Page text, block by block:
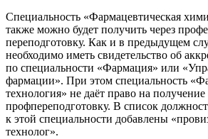
Специальность «Фармацевтическая
также можно будет получить через
переподготовку. Как и в предыдущем
необходимо иметь свидетельство об
по специальности «Фармация» или
фармации». При этом специальность
технология» не даёт право на
профпереподготовку. В список
к этой специальности добавлены
технолог».